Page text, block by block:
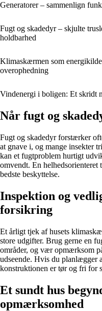
Generatorer – sammenlign
Fugt og skadedyr – skjulte
holdbarhed
Klimaskærmen som
overophedning
Vindenergi i boligen: Et skridt
Når fugt og
Fugt og skadedyr forstærker
at gnave i, og mange insekter
kan et fugtproblem hurtigt
omvendt. En
bedste beskyttelse.
Inspektion og
forsikring
Et årligt tjek af husets
store udgifter. Brug gerne en
områder, og vær opmærksom
udseende. Hvis du planlægger
konstruktionen er tør og fri for
Et sundt hus
opmærksomhed